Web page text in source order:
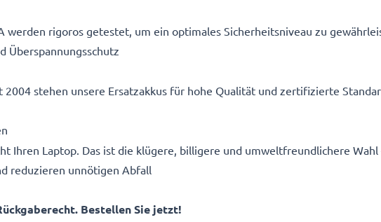
werden rigoros getestet, um ein optimales Sicherheitsniveau zu
Überspannungsschutz
stehen unsere Ersatzakkus für hohe Qualität und zertifizierte
Ihren Laptop. Das ist die klügere, billigere und umweltfreundlichere
reduzieren unnötigen Abfall
Bestellen Sie jetzt!